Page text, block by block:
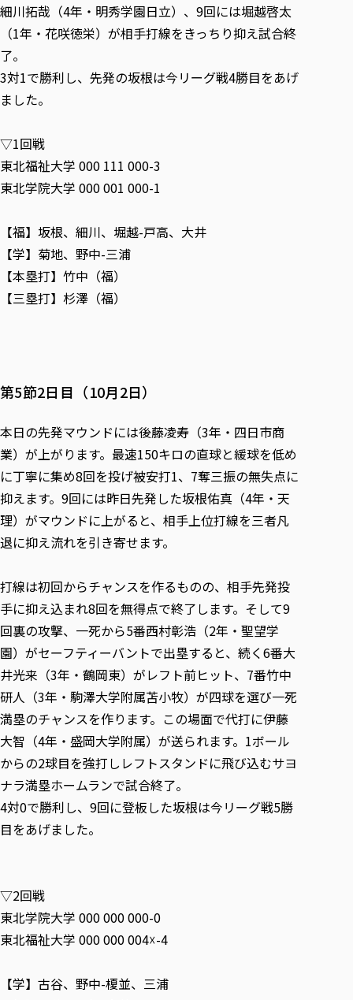
教育実践活動（教育学科学生のみ受講可能）
禅のこころ
学費（学部学科）
授業料減免・奨学金等
社会人学生の育児支援（一時預かり）
学生総合補償制度
スポーツ傷害保険
細川拓哉（4年・明秀学園日立）、9回には堀越啓太
（1年・花咲徳栄）が相手打線をきっちり抑え試合終
了。
3対1で勝利し、先発の坂根は今リーグ戦4勝目をあげ
ました。
▽1回戦
東北福祉大学 000 111 000-3
東北学院大学 000 001 000-1
【福】坂根、細川、堀越-戸高、大井
【学】菊地、野中-三浦
【本塁打】竹中（福）
【三塁打】杉澤（福）
第5節2日目（10月2日）
本日の先発マウンドには後藤凌寿（3年・四日市商
業）が上がります。最速150キロの直球と緩球を低め
に丁寧に集め8回を投げ被安打1、7奪三振の無失点に
抑えます。9回には昨日先発した坂根佑真（4年・天
理）がマウンドに上がると、相手上位打線を三者凡
退に抑え流れを引き寄せます。
打線は初回からチャンスを作るものの、相手先発投
手に抑え込まれ8回を無得点で終了します。そして9
回裏の攻撃、一死から5番西村彰浩（2年・聖望学
園）がセーフティーバントで出塁すると、続く6番大
井光来（3年・鶴岡東）がレフト前ヒット、7番竹中
研人（3年・駒澤大学附属苫小牧）が四球を選び一死
満塁のチャンスを作ります。この場面で代打に伊藤
大智（4年・盛岡大学附属）が送られます。1ボール
からの2球目を強打しレフトスタンドに飛び込むサヨ
ナラ満塁ホームランで試合終了。
4対0で勝利し、9回に登板した坂根は今リーグ戦5勝
目をあげました。
▽2回戦
東北学院大学 000 000 000-0
東北福祉大学 000 000 004☓-4
【学】古谷、野中-榎並、三浦